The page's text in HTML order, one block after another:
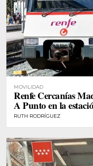
MOVILIDAD
Renfe Cercanías
A Punto en la
RUTH RODRÍGUEZ